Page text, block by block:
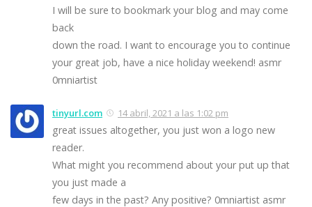
I will be sure to bookmark your blog and may come
back
down the road. I want to encourage you to continue
your great job, have a nice holiday weekend! asmr
0mniartist
tinyurl.com 14 abril, 2021 a las 1:02 pm
great issues altogether, you just won a logo new
reader.
What might you recommend about your put up that
you just made a
few days in the past? Any positive? 0mniartist asmr